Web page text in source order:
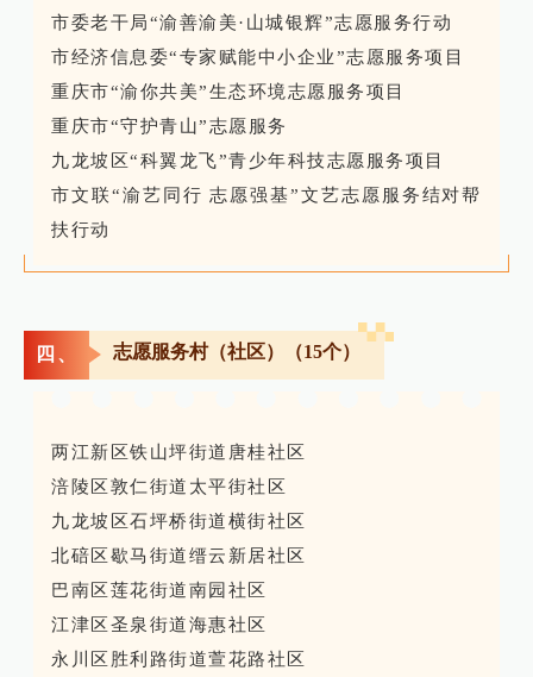
市委老干局“渝善渝美·山城银辉”志愿服务行动
市经济信息委“专家赋能中小企业”志愿服务项目
重庆市“渝你共美”生态环境志愿服务项目
重庆市“守护青山”志愿服务
九龙坡区“科翼龙飞”青少年科技志愿服务项目
市文联“渝艺同行 志愿强基”文艺志愿服务结对帮
扶行动
四、 志愿服务村（社区）（15个）
两江新区铁山坪街道唐桂社区
涪陵区敦仁街道太平街社区
九龙坡区石坪桥街道横街社区
北碚区歇马街道缙云新居社区
巴南区莲花街道南园社区
江津区圣泉街道海惠社区
永川区胜利路街道萱花路社区